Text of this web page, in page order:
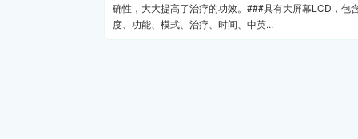
确性，大大提高了治疗的功效。###具有大屏幕LCD，包
度、功能、模式、治疗、时间、中英...